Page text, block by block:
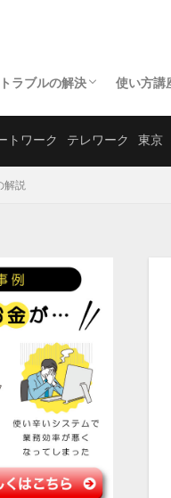
解説
ンの解説
トラブルの解決
ハードウェアに関するトラ
ソフトウェアに関するトラ
ネットワークに関するトラ
セキュリティに関するトラ
使い方講
エクセ
ワード
トワーク テレワーク 東京
解説